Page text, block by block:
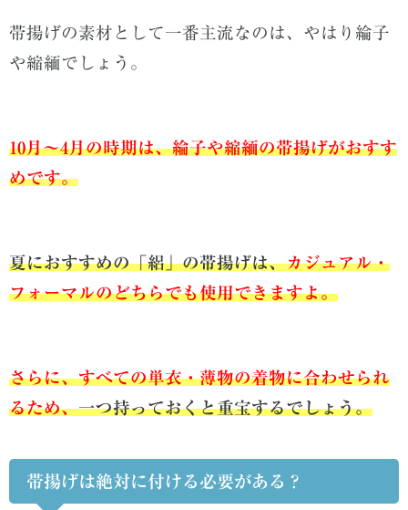
帯揚げの素材として一番主流なのは、やはり綸子
や縮緬でしょう。
10月〜4月の時期は、綸子や縮緬の帯揚げがおすす
めです。
夏におすすめの「絽」の帯揚げは、カジュアル・
フォーマルのどちらでも使用できますよ。
さらに、すべての単衣・薄物の着物に合わせられ
るため、一つ持っておくと重宝するでしょう。
帯揚げは絶対に付ける必要がある？